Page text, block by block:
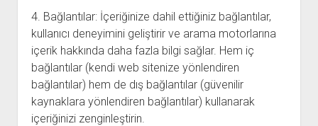
4. Bağlantılar: İçeriğinize dahil ettiğiniz bağlantılar,
kullanıcı deneyimini geliştirir ve arama motorlarına
içerik hakkında daha fazla bilgi sağlar. Hem iç
bağlantılar (kendi web sitenize yönlendiren
bağlantılar) hem de dış bağlantılar (güvenilir
kaynaklara yönlendiren bağlantılar) kullanarak
içeriğinizi zenginleştirin.